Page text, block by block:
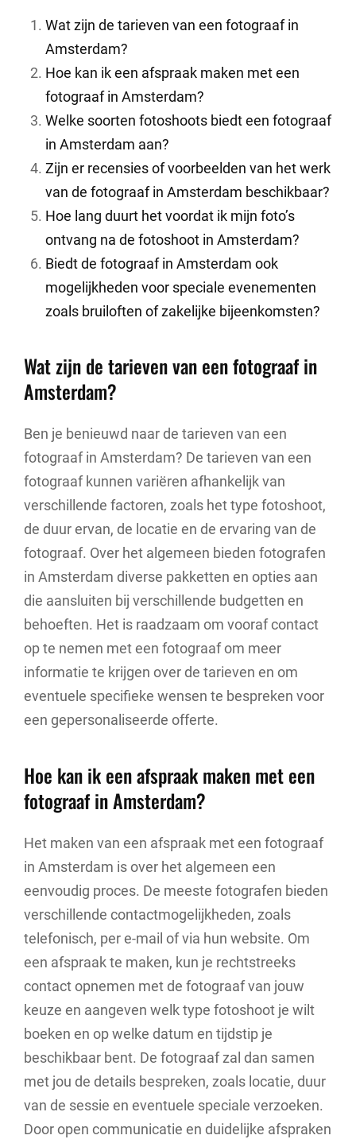
Wat zijn de tarieven van een fotograaf in
Amsterdam?
Hoe kan ik een afspraak maken met een
fotograaf in Amsterdam?
Welke soorten fotoshoots biedt een fotograaf
in Amsterdam aan?
Zijn er recensies of voorbeelden van het werk
van de fotograaf in Amsterdam beschikbaar?
Hoe lang duurt het voordat ik mijn foto’s
ontvang na de fotoshoot in Amsterdam?
Biedt de fotograaf in Amsterdam ook
mogelijkheden voor speciale evenementen
zoals bruiloften of zakelijke bijeenkomsten?
Wat zijn de tarieven van een fotograaf in
Amsterdam?
Ben je benieuwd naar de tarieven van een
fotograaf in Amsterdam? De tarieven van een
fotograaf kunnen variëren afhankelijk van
verschillende factoren, zoals het type fotoshoot,
de duur ervan, de locatie en de ervaring van de
fotograaf. Over het algemeen bieden fotografen
in Amsterdam diverse pakketten en opties aan
die aansluiten bij verschillende budgetten en
behoeften. Het is raadzaam om vooraf contact
op te nemen met een fotograaf om meer
informatie te krijgen over de tarieven en om
eventuele specifieke wensen te bespreken voor
een gepersonaliseerde offerte.
Hoe kan ik een afspraak maken met een
fotograaf in Amsterdam?
Het maken van een afspraak met een fotograaf
in Amsterdam is over het algemeen een
eenvoudig proces. De meeste fotografen bieden
verschillende contactmogelijkheden, zoals
telefonisch, per e-mail of via hun website. Om
een afspraak te maken, kun je rechtstreeks
contact opnemen met de fotograaf van jouw
keuze en aangeven welk type fotoshoot je wilt
boeken en op welke datum en tijdstip je
beschikbaar bent. De fotograaf zal dan samen
met jou de details bespreken, zoals locatie, duur
van de sessie en eventuele speciale verzoeken.
Door open communicatie en duidelijke afspraken